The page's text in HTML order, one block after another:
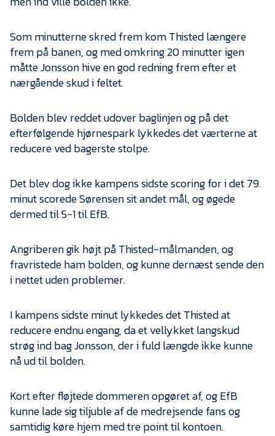
Som minutterne skred frem kom Thisted længere
frem på banen, og med omkring 20 minutter igen
måtte Jonsson hive en god redning frem efter et
nærgående skud i feltet.
Bolden blev reddet udover baglinjen og på det
efterfølgende hjørnespark lykkedes det værterne at
reducere ved bagerste stolpe.
Det blev dog ikke kampens sidste scoring for i det 79.
minut scorede Sørensen sit andet mål, og øgede
dermed til 5-1 til EfB.
Angriberen gik højt på Thisted-målmanden, og
fravristede ham bolden, og kunne dernæst sende den
i nettet uden problemer.
I kampens sidste minut lykkedes det Thisted at
reducere endnu engang, da et vellykket langskud
strøg ind bag Jonsson, der i fuld længde ikke kunne
nå ud til bolden.
Kort efter fløjtede dommeren opgøret af, og EfB
kunne lade sig tiljuble af de medrejsende fans og
samtidig køre hjem med tre point til kontoen.